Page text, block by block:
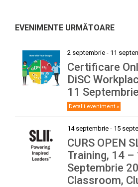
EVENIMENTE URMĂTOARE
2 septembrie - 11
Certificare
DiSC
11
Detalii eveniment »
14 septembrie - 15
CURS OPEN
Training, 14 –
Septembrie
Classroom,